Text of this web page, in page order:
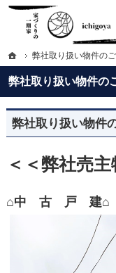
弊社取り扱い物件の
プロの目線からご提案。埼
越谷市の注文住宅・建替え・
弊社取り扱い物件
＜＜弊社売主
⌂中 古 戸 建⌂
ホーム
弊社取り扱い物件の